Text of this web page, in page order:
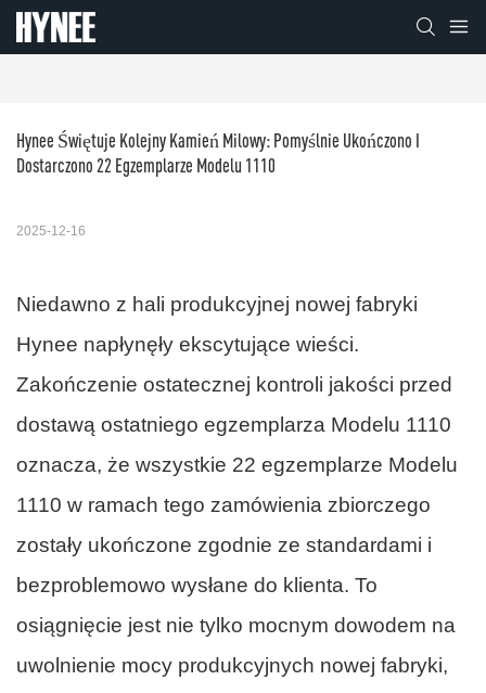
Hynee Świętuje Kolejny Kamień Milowy: Pomyślnie Ukończono I
Dostarczono 22 Egzemplarze Modelu 1110
2025-12-16
Niedawno z hali produkcyjnej nowej fabryki
Hynee napłynęły ekscytujące wieści.
Zakończenie ostatecznej kontroli jakości przed
dostawą ostatniego egzemplarza Modelu 1110
oznacza, że ​​wszystkie 22 egzemplarze Modelu
1110 w ramach tego zamówienia zbiorczego
zostały ukończone zgodnie ze standardami i
bezproblemowo wysłane do klienta. To
osiągnięcie jest nie tylko mocnym dowodem na
uwolnienie mocy produkcyjnych nowej fabryki,